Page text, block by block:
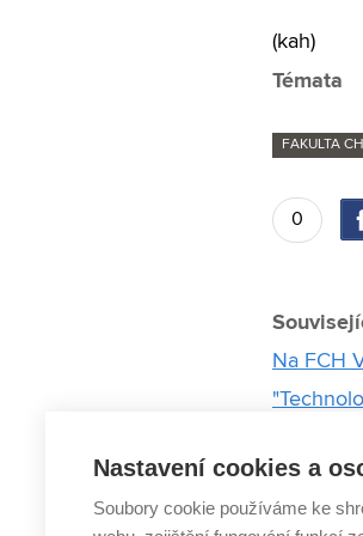
(kah)
Témata
FAKULTA
0
Na FCH
Na
Nastavení cookies a
Soubory cookie používáme ke